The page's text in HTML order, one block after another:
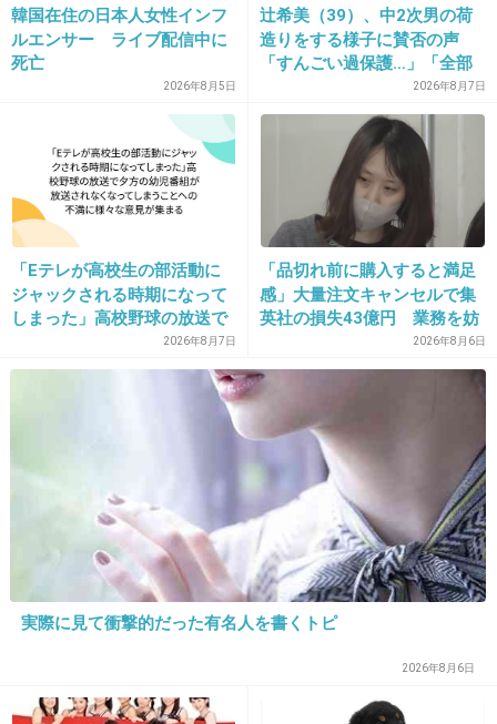
が多いしね
+4 -4
ナオミとカナコやんけ
2018/02/08(木) 12:44:28
川端なら堂珍で見たかった
+27
2018/02/08(木) 12:44:31
この人演技上手いから好き
+6 -6
韓国在住の日本人女性インフ
ルエンサー ライブ配信中に
死亡
2026年8月5日
辻希美（39）、中2次男の荷
造りをする様子に賛否の声
「すんごい過保護…」「全部
ママが準備してくれるんだ」
2026年8月7日
「Eテレが高校生の部活動に
ジャックされる時期になって
しまった」高校野球の放送で
夕方の幼児番組が放送されな
くなってしまうことへの不満
2026年8月7日
「品切れ前に購入すると満足
感」大量注文キャンセルで集
英社の損失43億円 業務を妨
害した疑いで32歳女を逮捕
2026年8月6日
実際に見て衝撃的だった有名人を書くトピ
2026年8月6日